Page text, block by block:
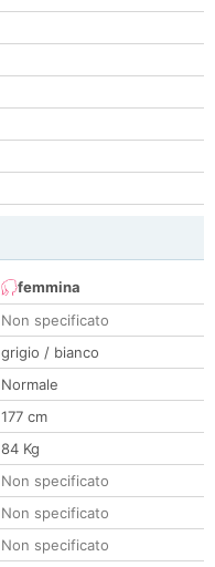
femmina
Non specificato
grigio / bianco
Normale
177 cm
84 Kg
Non specificato
Non specificato
Non specificato